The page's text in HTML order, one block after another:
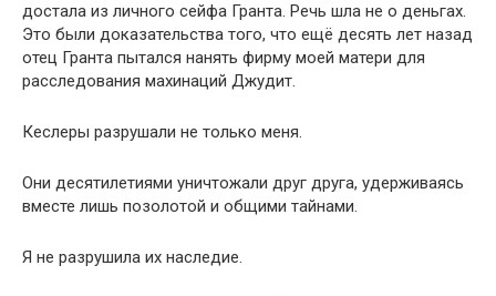
достала из личного сейфа Гранта. Речь шла не о деньгах.
Это были доказательства того, что ещё десять лет назад
отец Гранта пытался нанять фирму моей матери для
расследования махинаций Джудит.
Кеслеры разрушали не только меня.
Они десятилетиями уничтожали друг друга, удерживаясь
вместе лишь позолотой и общими тайнами.
Я не разрушила их наследие.